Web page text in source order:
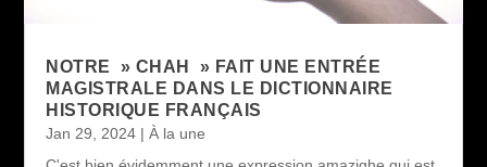
NOTRE » CHAH » FAIT UNE ENTRÉE
MAGISTRALE DANS LE DICTIONNAIRE
HISTORIQUE FRANÇAIS
Jan 29, 2024 |À la une